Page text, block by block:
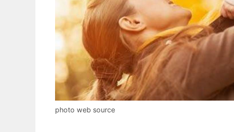
photo web source